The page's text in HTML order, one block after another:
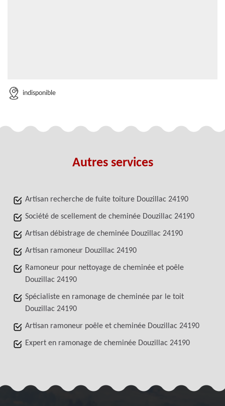
indisponible
Autres services
Artisan recherche de fuite toiture Douzillac 24190
Société de scellement de cheminée Douzillac 24190
Artisan débistrage de cheminée Douzillac 24190
Artisan ramoneur Douzillac 24190
Ramoneur pour nettoyage de cheminée et poêle
Douzillac 24190
Spécialiste en ramonage de cheminée par le toit
Douzillac 24190
Artisan ramoneur poêle et cheminée Douzillac 24190
Expert en ramonage de cheminée Douzillac 24190